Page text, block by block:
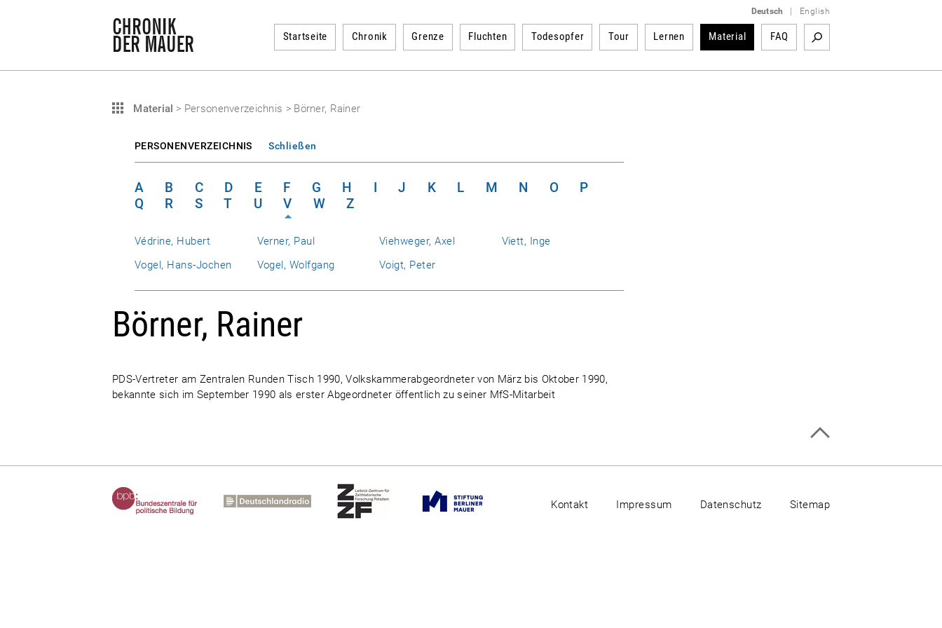
Deutsch English
Startseite Chronik Grenze Fluchten Todesopfer Tour Lernen Material FAQ
Material > Personenverzeichnis > Börner, Rainer
PERSONENVERZEICHNIS Schließen
A B C D E F G H I J K L M N O
P
Q
R S T U V W Z
Védrine, Hubert Verner, Paul Viehweger, Axel
Viett, Inge
Vogel, Hans-Jochen
Vogel, Wolfgang Voigt, Peter
Börner, Rainer
PDS-Vertreter am Zentralen Runden Tisch 1990, Volkskammerabgeordneter von März bis Oktober 1990,
bekannte sich im September 1990 als erster Abgeordneter öffentlich zu seiner MfS-Mitarbeit
Kontakt Impressum Datenschutz Sitemap